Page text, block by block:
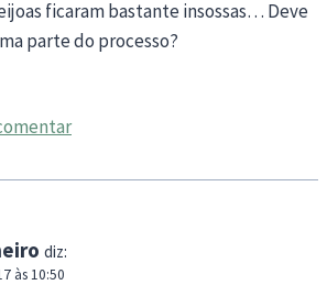
ficaram bastante insossas… Deve
parte do processo?
diz:
às 10:50